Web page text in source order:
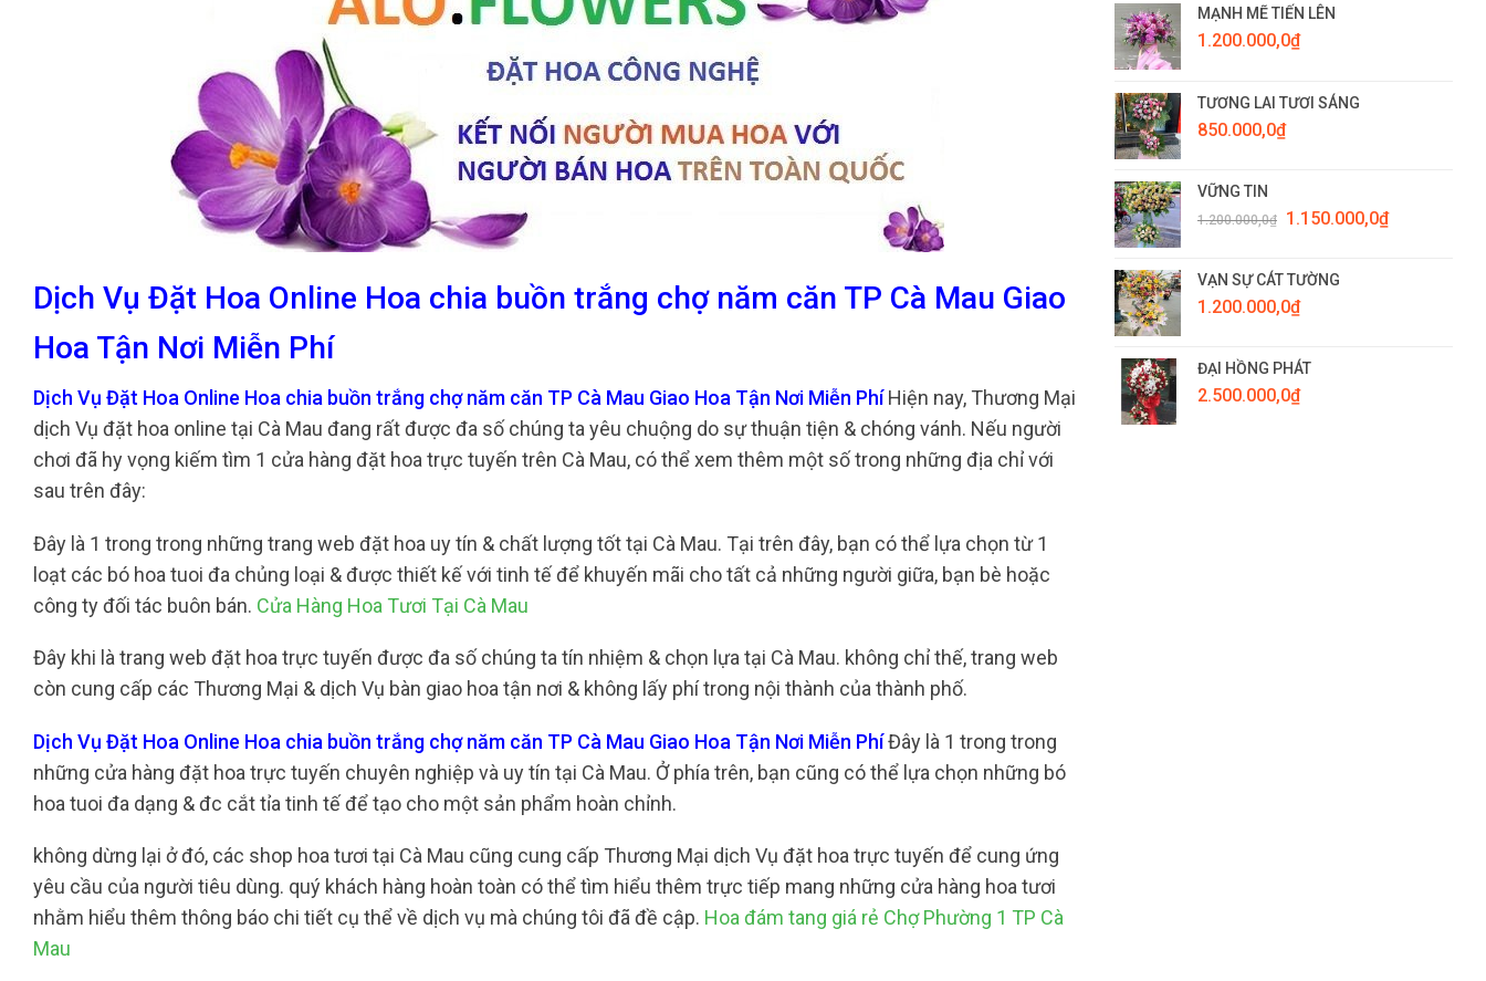
Dịch Vụ Đặt Hoa Online Hoa chia buồn trắng chợ năm căn TP Cà Mau Giao
Hoa Tận Nơi Miễn Phí
Dịch Vụ Đặt Hoa Online Hoa chia buồn trắng chợ năm căn TP Cà Mau Giao Hoa Tận Nơi Miễn PhíHiện nay, Thương Mại
dịch Vụ đặt hoa online tại Cà Mau đang rất được đa số chúng ta yêu chuộng do sự thuận tiện & chóng vánh. Nếu người
chơi đã hy vọng kiếm tìm 1 cửa hàng đặt hoa trực tuyến trên Cà Mau, có thể xem thêm một số trong những địa chỉ với
sau trên đây:
Đây là 1 trong trong những trang web đặt hoa uy tín & chất lượng tốt tại Cà Mau. Tại trên đây, bạn có thể lựa chọn từ 1
loạt các bó hoa tuoi đa chủng loại & được thiết kế với tinh tế để khuyến mãi cho tất cả những người giữa, bạn bè hoặc
công ty đối tác buôn bán. Cửa Hàng Hoa Tươi Tại Cà Mau
Đây khi là trang web đặt hoa trực tuyến được đa số chúng ta tín nhiệm & chọn lựa tại Cà Mau. không chỉ thế, trang web
còn cung cấp các Thương Mại & dịch Vụ bàn giao hoa tận nơi & không lấy phí trong nội thành của thành phố.
Dịch Vụ Đặt Hoa Online Hoa chia buồn trắng chợ năm căn TP Cà Mau Giao Hoa Tận Nơi Miễn PhíĐây là 1 trong trong
những cửa hàng đặt hoa trực tuyến chuyên nghiệp và uy tín tại Cà Mau. Ở phía trên, bạn cũng có thể lựa chọn những bó
hoa tuoi đa dạng & đc cắt tỉa tinh tế để tạo cho một sản phẩm hoàn chỉnh.
không dừng lại ở đó, các shop hoa tươi tại Cà Mau cũng cung cấp Thương Mại dịch Vụ đặt hoa trực tuyến để cung ứng
yêu cầu của người tiêu dùng. quý khách hàng hoàn toàn có thể tìm hiểu thêm trực tiếp mang những cửa hàng hoa tươi
nhằm hiểu thêm thông báo chi tiết cụ thể về dịch vụ mà chúng tôi đã đề cập. Hoa đám tang giá rẻ Chợ Phường 1 TP Cà
Mau
MẠNH MẼ TIẾN LÊN
1.200.000,0₫
TƯƠNG LAI TƯƠI SÁNG
850.000,0₫
VỮNG TIN
1.200.000,0₫
Giá
1.200.000,0₫.
1.150.000,0₫Giá
VẠN SỰ CÁT TƯỜNG
1.200.000,0₫
ĐẠI HỒNG PHÁT
2.500.000,0₫